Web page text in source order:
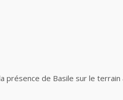
présence de Basile sur le terrain